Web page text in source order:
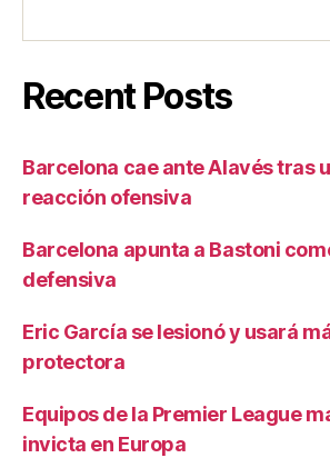
Recent Posts
Barcelona cae ante Alavés tras
reacción ofensiva
Barcelona apunta a Bastoni
defensiva
Eric García se lesionó y usará
protectora
Equipos de la Premier League
invicta en Europa